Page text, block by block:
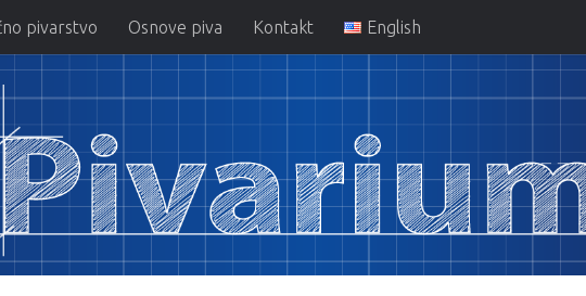
pivarstvo Osnove piva Kontakt English